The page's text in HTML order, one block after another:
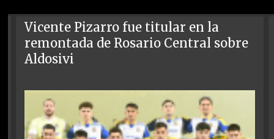
Vicente Pizarro fue titular en la
remontada de Rosario Central sobre
Aldosivi